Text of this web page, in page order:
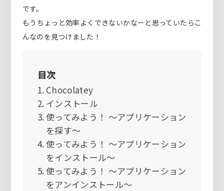
です。
もうちょっと効率よくできないかなーと思っていたらこ
んなのを見つけました！
目次
Chocolatey
インストール
使ってみよう！ ～アプリケーション
を探す～
使ってみよう！ ～アプリケーション
をインストール～
使ってみよう！ ～アプリケーション
をアンインストール～